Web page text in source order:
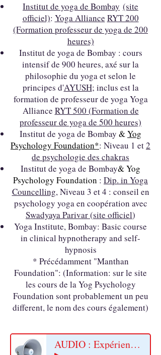
Institut de yoga de Bombay (site
officiel): Yoga Alliance RYT 200
(Formation professeur de yoga de 200
heures)
Institut de yoga de Bombay : cours
intensif de 900 heures, axé sur la
philosophie du yoga et selon le
principes d'AYUSH; inclus est la
formation de professeur de yoga Yoga
Alliance RYT 500 (Formation de
professeur de yoga de 500 heures)
Institut de yoga de Bombay &Yog
Psychology Foundation*: Niveau 1 et2
de psychologie des chakras
Institut de yoga de Bombay& Yog
Psychology Foundation : Dip. in Yoga
Councelling, Niveau 3 et 4 : conseil en
psychology yoga en coopération avec
Swadyaya Parivar(site officiel)
Yoga Institute, Bombay: Basic course
in clinical hypnotherapy and self-
hypnosis
* Précédamment "Manthan
Foundation": (Information: sur le site
les cours de la Yog Psychology
Foundation sont probablement un peu
different, le nom des cours également)
AUDIO : Expérience professionnelle en yoga